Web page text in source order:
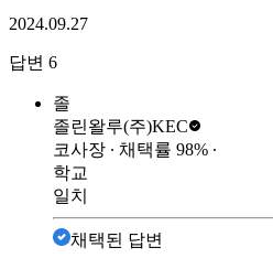
2024.09.27
답변 6
졸
졸린왈루(주)KEC
코사장 ∙ 채택률 98% ∙
학교
일치
채택된 답변